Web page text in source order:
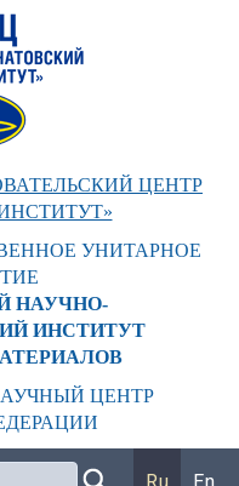
ЦЕНТР
УНИТАРНОЕ
НАУЧНО-
ИНСТИТУТ
ЦЕНТР